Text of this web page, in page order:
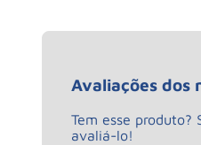
Avaliações dos
Tem esse produto?
avaliá-lo!